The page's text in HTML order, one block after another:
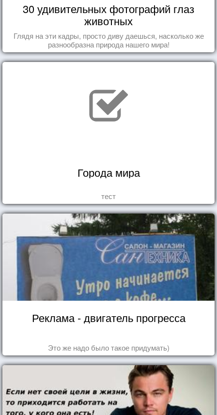
30 удивительных фотографий глаз
животных
Глядя на эти кадры, просто диву даешься, насколько же
разнообразна природа нашего мира!
Города мира
тест
Реклама - двигатель прогресса
Это же надо было такое придумать)